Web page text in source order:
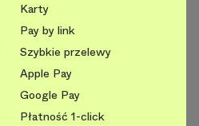
Karty
Pay by link
Szybkie przelewy
Apple Pay
Google Pay
Płatność 1-click